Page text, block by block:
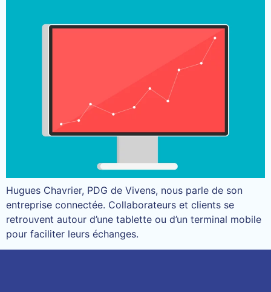
Hugues Chavrier, PDG de Vivens, nous parle de son
entreprise connectée. Collaborateurs et clients se
retrouvent autour d’une tablette ou d’un terminal mobile
pour faciliter leurs échanges.